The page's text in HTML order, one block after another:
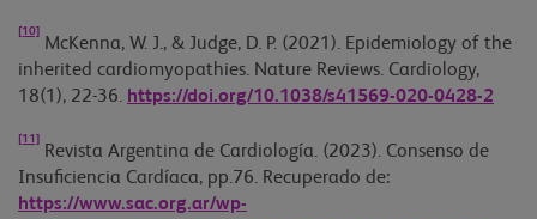
[10]
McKenna, W. J., & Judge, D. P. (2021). Epidemiology of the
inherited cardiomyopathies. Nature Reviews. Cardiology,
18(1), 22-36. https://doi.org/10.1038/s41569-020-0428-2
[11]
Revista Argentina de Cardiología. (2023). Consenso de
Insuficiencia Cardíaca, pp.76. Recuperado de:
https://www.sac.org.ar/wp-